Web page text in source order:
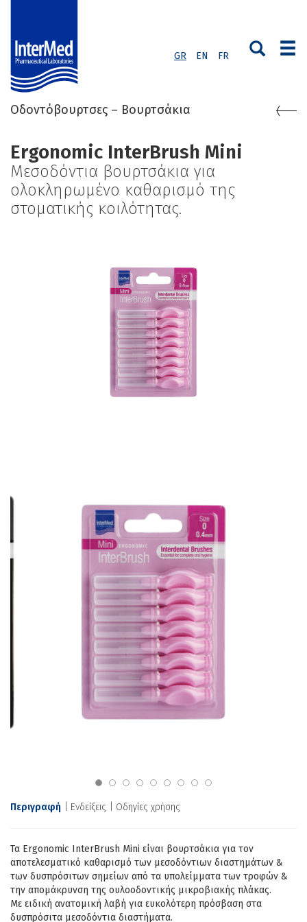
GR EN FR
Οδοντόβουρτσες – Βουρτσάκια
Ergonomic InterBrush Mini
Μεσοδόντια βουρτσάκια για
ολοκληρωμένο καθαρισμό της
στοματικής κοιλότητας.
Περιγραφή Ενδείξεις Οδηγίες χρήσης
Τα Ergonomic InterBrush Mini είναι βουρτσάκια για τον
αποτελεσματικό καθαρισμό των μεσοδόντιων διαστημάτων &
των δυσπρόσιτων σημείων από τα υπολείμματα των τροφών &
την απομάκρυνση της ουλοοδοντικής μικροβιακής πλάκας.
Με ειδική ανατομική λαβή για ευκολότερη πρόσβαση στα
δυσπρόσιτα μεσοδόντια διαστήματα.